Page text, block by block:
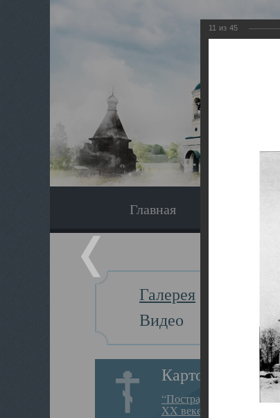
Главная
Галерея
Видео
Картотека
“Пострадавшие за веру в
XX веке на Севере”
11 из 45